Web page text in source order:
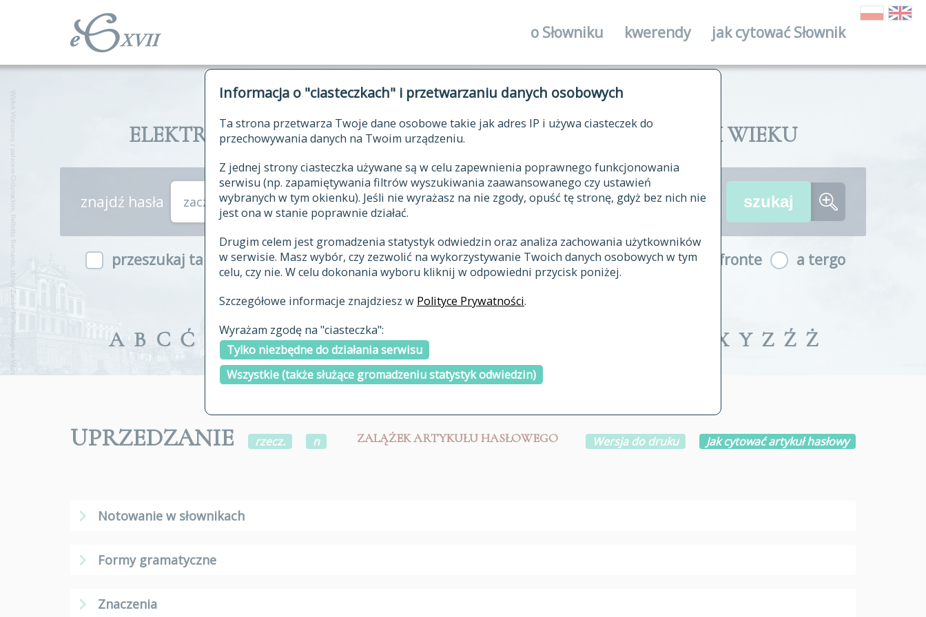
Informacja o "ciasteczkach" i przetwarzaniu danych osobowych
Ta strona przetwarza Twoje dane osobowe takie jak adres IP i używa ciasteczek do
przechowywania danych na Twoim urządzeniu.
Z jednej strony ciasteczka używane są w celu zapewnienia poprawnego funkcjonowania
serwisu (np. zapamiętywania filtrów wyszukiwania zaawansowanego czy ustawień
wybranych w tym okienku). Jeśli nie wyrażasz na nie zgody, opuść tę stronę, gdyż bez nich nie
jest ona w stanie poprawnie działać.
Drugim celem jest gromadzenia statystyk odwiedzin oraz analiza zachowania użytkowników
w serwisie. Masz wybór, czy zezwolić na wykorzystywanie Twoich danych osobowych w tym
celu, czy nie. W celu dokonania wyboru kliknij w odpowiedni przycisk poniżej.
Szczegółowe informacje znajdziesz w Polityce Prywatności.
Wyrażam zgodę na "ciasteczka":
Tylko niezbędne do działania serwisu
Wszystkie (także służące gromadzeniu statystyk odwiedzin)
o Słowniku
historia
publikacje
autorzy tekstów źródłowych
zasady opracowania
najnowsze hasła
ostatnio zmodyfikowane
kwerendy jak cytować Słownik
ELEKTRONICZNY SŁOWNIK JĘZYKA POLSKIEGO XVII I XVIII WIEKU
znajdź hasła zaczynające się od
przeszukaj także hasła w indeksie a fronte a tergo
A B C Ć E F G H I J K L Ł M X Y Z Ź Ż
UPRZEDZANIE rzecz. n ZALĄŻEK ARTYKUŁU HASŁOWEGO Wersja do druku Jak cytować artykuł hasłowy
Notowanie w słownikach
Formy gramatyczne
Znaczenia